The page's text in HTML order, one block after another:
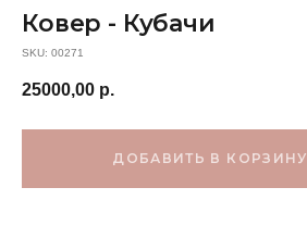
Ковер - Кубачи
SKU: 00271
25000,00 р.
ДОБАВИТЬ В КОРЗИНУ